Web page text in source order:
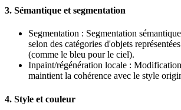
3. Sémantique et segmentation
Segmentation : Segmentation
selon des catégories d'objets
(comme le bleu pour le ciel).
Inpaint/régénération locale :
maintient la cohérence avec le style
4. Style et couleur